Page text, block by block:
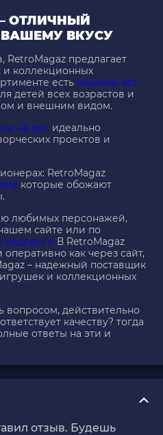
ОТЛИЧНЫЙ
ВКУСУ
предлагает
коллекционных
есть машины хот
детей всех возрастов и
и внешним видом.
на вес идеально
проектов и
RetroMagaz
которые обожают
любимых персонажей,
сайте или по
недорого В RetroMagaz
как через сайт,
– надежный поставщик
и коллекционных
вопросом, действительно
качеству? тогда
ответы на эти и
отзыв. Будешь